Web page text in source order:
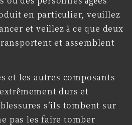
en particulier, veuillez
et veillez à ce que deux
et assemblent
et les autres composants
durs et
s’ils tombent sur
pas les faire tomber